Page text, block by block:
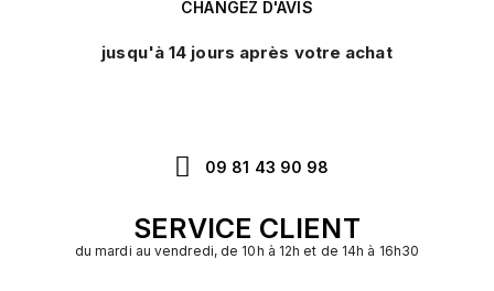
CHANGEZ D'AVIS
jusqu'à 14 jours après votre achat
09 81 43 90 98
SERVICE CLIENT
du mardi au vendredi, de 10h à 12h et de 14h à 16h30